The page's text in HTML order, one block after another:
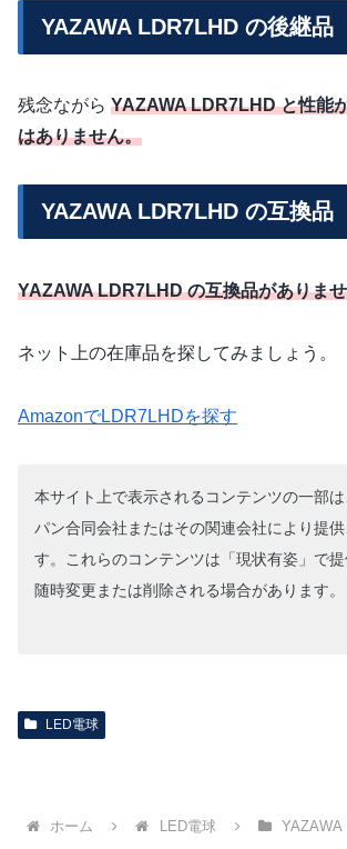
YAZAWA LDR7LHD の後継品
残念ながら YAZAWA LDR7LHD と性能
はありません。
YAZAWA LDR7LHD の互換品
YAZAWA LDR7LHD の互換品がありま
ネット上の在庫品を探してみましょう。
AmazonでLDR7LHDを探す
本サイト上で表示されるコンテンツの一部
パン合同会社またはその関連会社により提
す。これらのコンテンツは「現状有姿」で提
随時変更または削除される場合があります。
LED電球
ホーム LED電球 YAZAWA